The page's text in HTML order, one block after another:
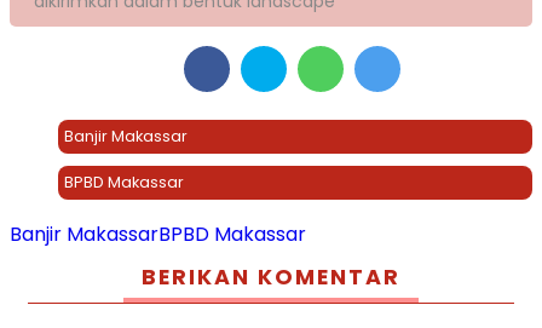
Banjir Makassar
BPBD Makassar
Banjir MakassarBPBD Makassar
BERIKAN KOMENTAR